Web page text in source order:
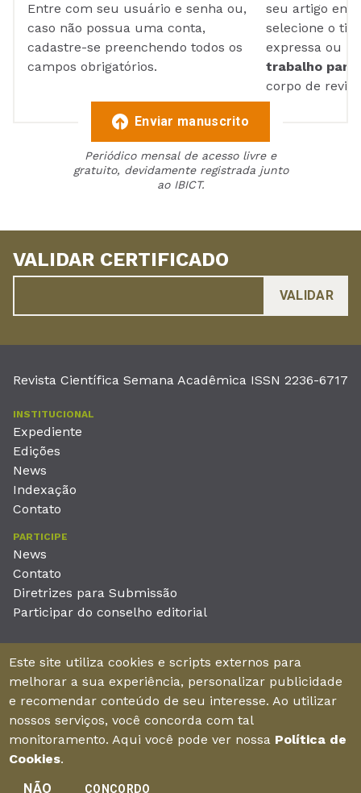
Entre com seu usuário e senha ou,
caso não possua uma conta,
cadastre-se preenchendo todos os
campos obrigatórios.
seu artigo em
selecione o
expressa ou
trabalho para
corpo de
Enviar manuscrito
Periódico mensal de acesso livre e
gratuito, devidamente registrada junto
ao IBICT.
VALIDAR CERTIFICADO
Revista Científica Semana Acadêmica ISSN 2236-6717
INSTITUCIONAL
Expediente
Edições
News
Indexação
Contato
PARTICIPE
News
Contato
Diretrizes para Submissão
Participar do conselho editorial
Unieducar Inteligência Educacional Ltda
CNPJ: 05.569.970/0001-26
Av. Desembargador Moreira, No. 2001 – 11º andar - Bairro
Aldeota
Fortaleza – Ceará - Brasil - CEP 60170-001
Este site utiliza cookies e scripts externos para
melhorar a sua experiência, personalizar publicidade
e recomendar conteúdo de seu interesse. Ao utilizar
nossos serviços, você concorda com tal
monitoramento. Aqui você pode ver nossa Política de
Cookies.
NÃO
CONCORDO